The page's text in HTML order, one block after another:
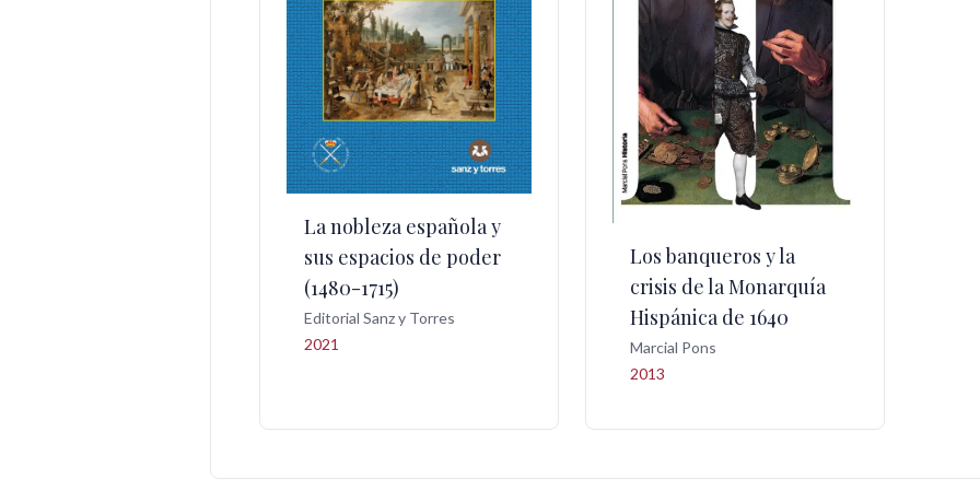
La nobleza española y
sus espacios de poder
(1480-1715)
Editorial Sanz y Torres
2021
Los banqueros y la
crisis de la Monarquía
Hispánica de 1640
Marcial Pons
2013